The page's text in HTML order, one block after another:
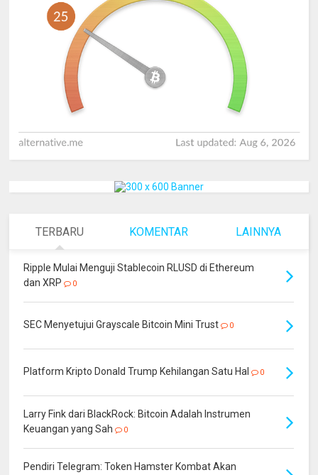
TERBARU KOMENTAR LAINNYA
Ripple Mulai Menguji Stablecoin RLUSD di Ethereum
dan XRP
0
SEC Menyetujui Grayscale Bitcoin Mini Trust 0
Platform Kripto Donald Trump Kehilangan Satu Hal 0
Larry Fink dari BlackRock: Bitcoin Adalah Instrumen
Keuangan yang Sah
0
Pendiri Telegram: Token Hamster Kombat Akan